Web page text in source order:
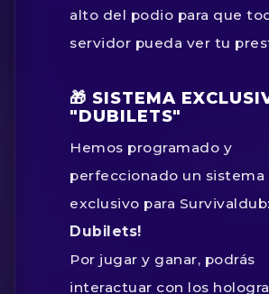
alto del podio para que
servidor pueda ver tu
🎁 SISTEMA
"DUBILETS"
Hemos programado y
perfeccionado un sistema
exclusivo para Survivaldub:
Dubilets!
Por jugar y ganar, podrás
interactuar con los